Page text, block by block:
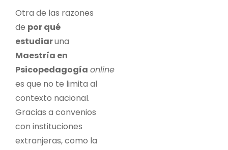
Otra de las razones
de por qué
estudiaruna
Maestría en
Psicopedagogía online
es que no te limita al
contexto nacional.
Gracias a convenios
con instituciones
extranjeras, como la